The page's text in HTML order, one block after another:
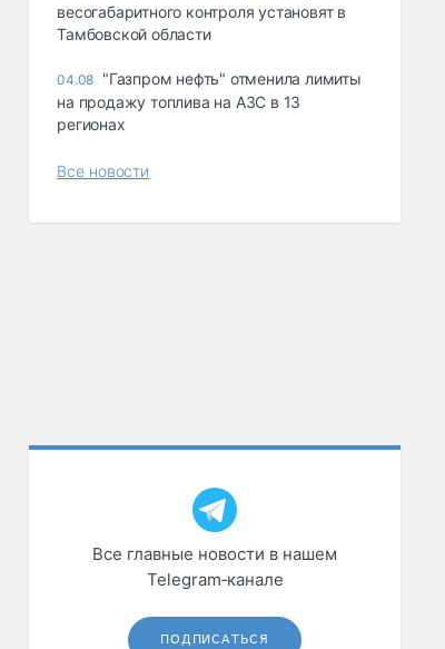
весогабаритного контроля установят в
Тамбовской области
04.08 "Газпром нефть" отменила лимиты
на продажу топлива на АЗС в 13
регионах
Все новости
Все главные новости в нашем
Telegram‑канале
ПОДПИСАТЬСЯ